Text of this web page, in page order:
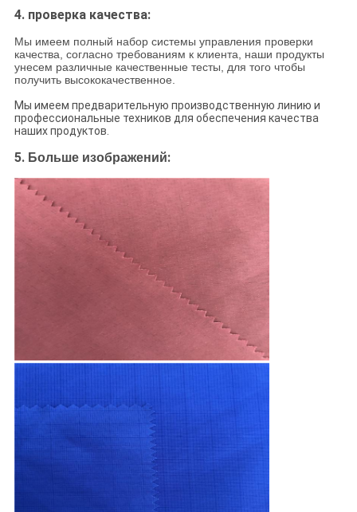
4. проверка качества:
Мы имеем полный набор системы управления проверки
качества, согласно требованиям к клиента, наши продукты
унесем различные качественные тесты, для того чтобы
получить высококачественное.
Мы имеем предварительную производственную линию и
профессиональные техников для обеспечения качества
наших продуктов.
5. Больше изображений: